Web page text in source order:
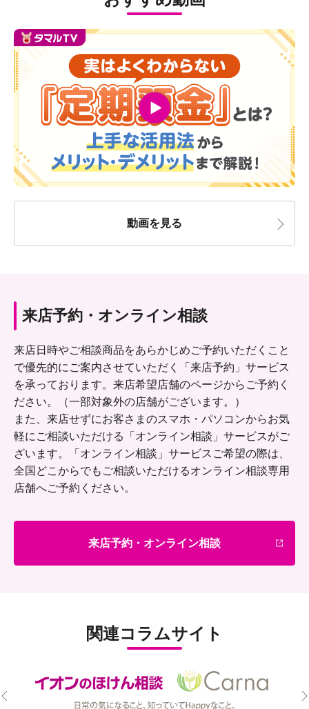
動画を見る
来店予約・オンライン相談
来店日時やご相談商品をあらかじめご予約いただくこと
で優先的にご案内させていただく「来店予約」サービス
を承っております。来店希望店舗のページからご予約く
ださい。（一部対象外の店舗がございます。）
また、来店せずにお客さまのスマホ・パソコンからお気
軽にご相談いただける「オンライン相談」サービスがご
ざいます。「オンライン相談」サービスご希望の際は、
全国どこからでもご相談いただけるオンライン相談専用
店舗へご予約ください。
来店予約・オンライン相談
関連コラムサイト